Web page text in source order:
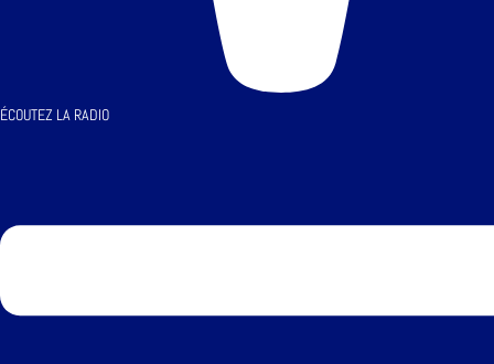
ÉCOUTEZ LA RADIO